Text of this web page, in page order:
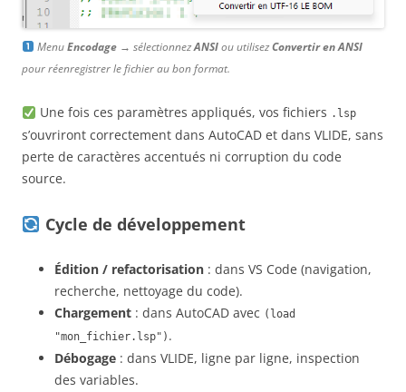
MenuEncodage→ sélectionnezANSIou utilisezConvertir en ANSI
pour réenregistrer le fichier au bon format.
Une fois ces paramètres appliqués, vos fichiers .lsp
s’ouvriront correctement dans AutoCAD et dans VLIDE, sans
perte de caractères accentués ni corruption du code
source.
Cycle de développement
Édition / refactorisation : dans VS Code (navigation,
recherche, nettoyage du code).
Chargement : dans AutoCAD avec (load
"mon_fichier.lsp") .
Débogage : dans VLIDE, ligne par ligne, inspection
des variables.